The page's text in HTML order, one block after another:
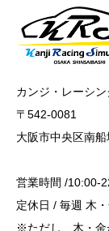
カンジ・レーシ
〒542-0081
大阪市中央区南
営業時間 /10:00-
定休日 / 毎週 木
※ただし、木・金